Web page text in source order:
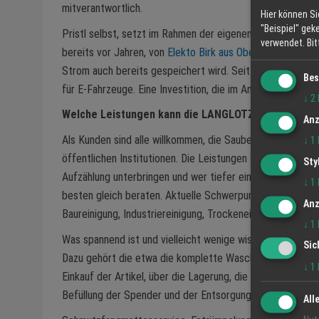
mitverantwortlich.
Pristl selbst, setzt im Rahmen der eigenen Ökologie
bereits vor Jahren, von Elekto Birk aus Oberkirch
Strom auch bereits gespeichert wird. Seit Kurzem
für E-Fahrzeuge. Eine Investition, die im Angesicht der
Welche Leistungen kann die LANGLOTZ
Als Kunden sind alle willkommen, die Sauberkeit und
öffentlichen Institutionen. Die Leistungen sind individuell
Aufzählung unterbringen und wer tiefer einsteigen
besten gleich beraten. Aktuelle Schwerpunkte sind:
Baureinigung, Industriereinigung, Trockeneisreinigung,
Was spannend ist und vielleicht wenige wissen, sind die
Dazu gehört die etwa die komplette Waschraumhygiene.
Einkauf der Artikel, über die Lagerung, die Anlieferung
Befüllung der Spender und der Entsorgung des Leergutes.
Hier können
"Beispiel"
verwendet.
↓ 2
↓ 1
↓ 1
↓ 1
↓ 1